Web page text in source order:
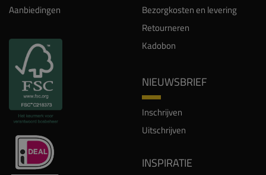
Aanbiedingen
Bezorgkosten en levering
Retourneren
Kadobon
NIEUWSBRIEF
Inschrijven
Uitschrijven
INSPIRATIE